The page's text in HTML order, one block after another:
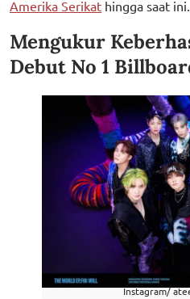
Amerika Serikat hingga saat ini.
Mengukur
Debut No 1
Instagram/